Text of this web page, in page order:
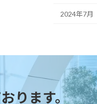
2024年7月
ります。